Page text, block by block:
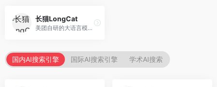
长猫LongCat
美团自研的大语言模型对话平台，专注于本地生活服务场景。面向美团生态用户，提供智能推荐、服务问答等功能，本地生活知识覆盖全面。
国内AI搜索引擎 国际AI搜索引擎 学术AI搜索